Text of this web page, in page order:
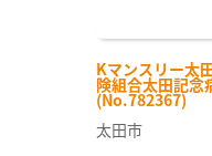
Kマンスリー太
険組合太田記念
(No.782367)
太田市